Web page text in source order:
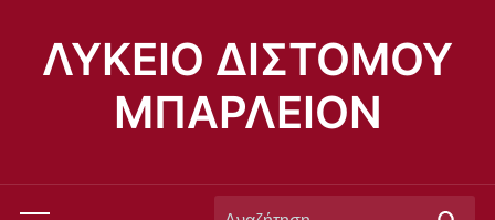
ΛΥΚΕΙΟ ΔΙΣΤΟΜΟΥ
ΜΠΑΡΛΕΙΟΝ
Αναζήτηση